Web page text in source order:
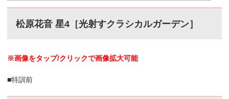
松原花音 星4［光射すクラシカルガーデン］
※画像をタップ/クリックで画像拡大可能
■特訓前